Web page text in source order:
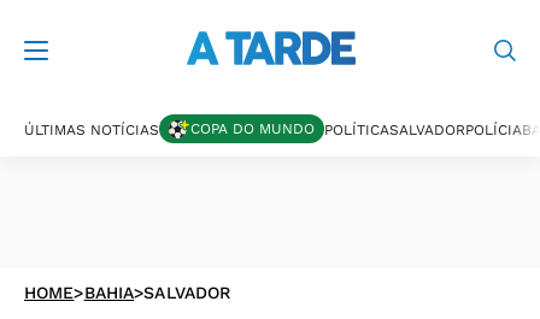
ÚLTIMAS NOTÍCIAS COPA DO MUNDO POLÍTICASALVADORPOLÍCIA
HOME>BAHIA>SALVADOR